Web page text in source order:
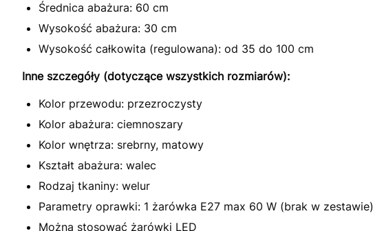
Średnica abażura: 60 cm
Wysokość abażura: 30 cm
Wysokość całkowita (regulowana): od 35 do 100 cm
Inne szczegóły (dotyczące wszystkich rozmiarów):
Kolor przewodu: przezroczysty
Kolor abażura: ciemnoszary
Kolor wnętrza: srebrny, matowy
Kształt abażura: walec
Rodzaj tkaniny: welur
Parametry oprawki: 1 żarówka E27 max 60 W (brak w zestawie)
Można stosować żarówki LED